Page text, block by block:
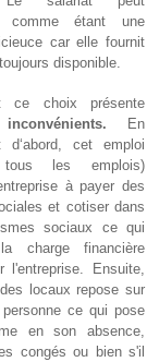
comme étant une
car elle fournit
disponible.
ce choix présente
En
d‘abord, cet emploi
tous les emplois)
à payer des
et cotiser dans
sociaux ce qui
charge financière
l'entreprise. Ensuite,
locaux repose sur
ce qui pose
en son absence,
congés ou bien s'il